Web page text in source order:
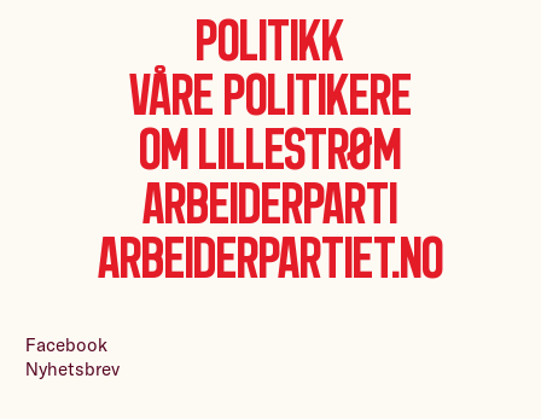
Politikk
Våre politikere
Om Lillestrøm
Arbeiderparti
Arbeiderpartiet.no
Facebook
Nyhetsbrev